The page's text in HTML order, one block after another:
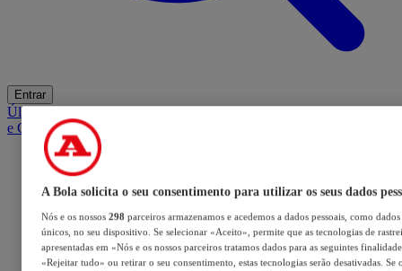
Entrar
ÚltimasMercadoOpiniãoiGaming HubA BOLA SUGEREBarba
e Cabelo
A Bola solicita o seu consentimento para utilizar os seus dados
Nós e os nossos 298 parceiros armazenamos e acedemos a dados pessoais, como
únicos, no seu dispositivo. Se selecionar «Aceito», permite que as tecnologias de
apresentadas em «Nós e os nossos parceiros tratamos dados para as seguintes
«Rejeitar tudo» ou retirar o seu consentimento, estas tecnologias serão desativadas. Se